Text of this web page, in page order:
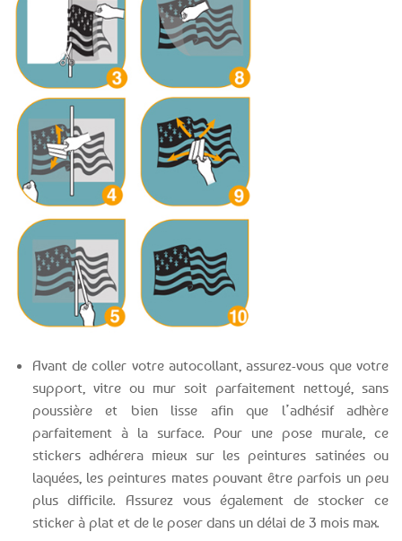
Avant de coller votre autocollant, assurez-vous que votre
support, vitre ou mur soit parfaitement nettoyé, sans
poussière et bien lisse afin que l’adhésif adhère
parfaitement à la surface. Pour une pose murale, ce
stickers adhérera mieux sur les peintures satinées ou
laquées, les peintures mates pouvant être parfois un peu
plus difficile. Assurez vous également de stocker ce
sticker à plat et de le poser dans un délai de 3 mois max.